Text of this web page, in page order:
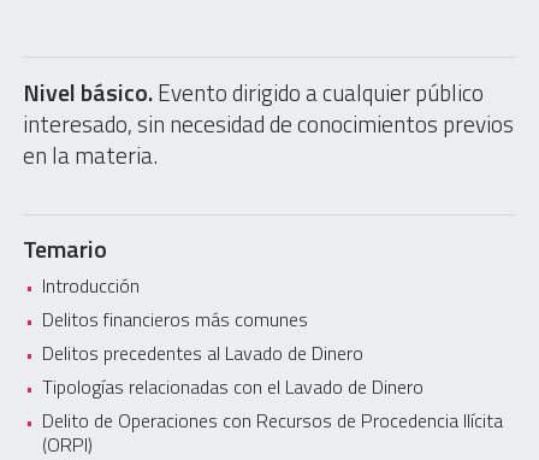
Nivel básico.Evento dirigido a cualquier público
interesado, sin necesidad de conocimientos previos
en la materia.
Temario
Introducción
Delitos financieros más comunes
Delitos precedentes al Lavado de Dinero
Tipologías relacionadas con el Lavado de Dinero
Delito de Operaciones con Recursos de Procedencia Ilícita
(ORPI)